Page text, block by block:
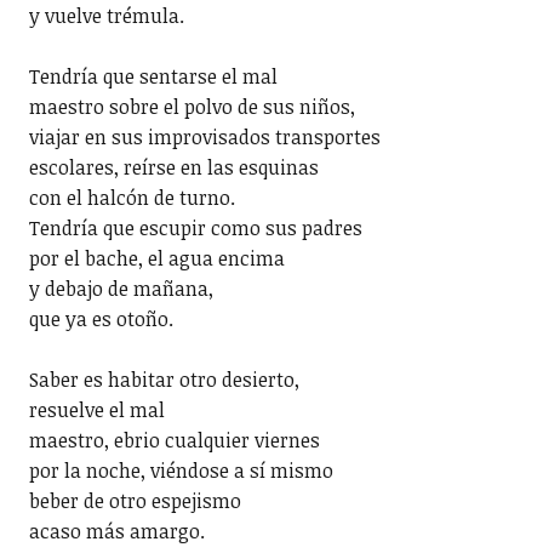
y vuelve trémula.
Tendría que sentarse el mal
maestro sobre el polvo de sus niños,
viajar en sus improvisados transportes
escolares, reírse en las esquinas
con el halcón de turno.
Tendría que escupir como sus padres
por el bache, el agua encima
y debajo de mañana,
que ya es otoño.
Saber es habitar otro desierto,
resuelve el mal
maestro, ebrio cualquier viernes
por la noche, viéndose a símismo
beber de otro espejismo
acaso más amargo.